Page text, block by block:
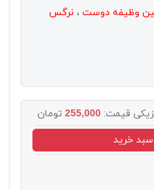
وظیفه دوست ، نرگس
قیمت: 255,000 تومان
سبد خرید